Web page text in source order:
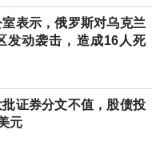
表示，俄罗斯对乌克兰
发动袭击，造成16人死
证券分文不值，股债投
元